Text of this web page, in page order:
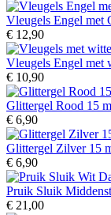
Vleugels Engel met
€ 12,90
Vleugels Engel met
€ 10,90
Glittergel Rood 15
€ 6,90
Glittergel Zilver 15
€ 6,90
Pruik Sluik
€ 21,00